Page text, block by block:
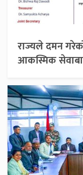
राज्यले दमन
आकस्मिक